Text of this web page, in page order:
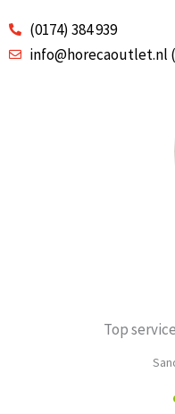
(0174) 384 939
info@horecaoutlet.nl
advies en snelle